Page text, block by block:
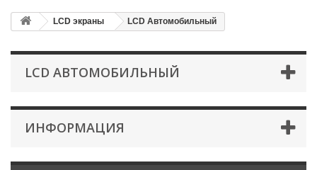
LCD экраны LCD Автомобильный
LCD АВТОМОБИЛЬНЫЙ
ИНФОРМАЦИЯ